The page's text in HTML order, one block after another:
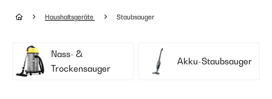
Haushaltsgeräte Staubsauger
Nass- &
Trockensauger
Akku-Staubsauger